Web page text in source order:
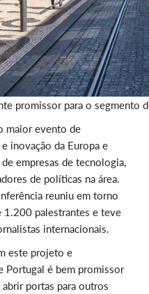
promissor para o segmento
maior evento de
inovação da Europa e
empresas de tecnologia,
de políticas na área.
reuniu em torno
1.200 palestrantes e teve
internacionais.
este projeto e
Portugal é bem promissor
portas para outros